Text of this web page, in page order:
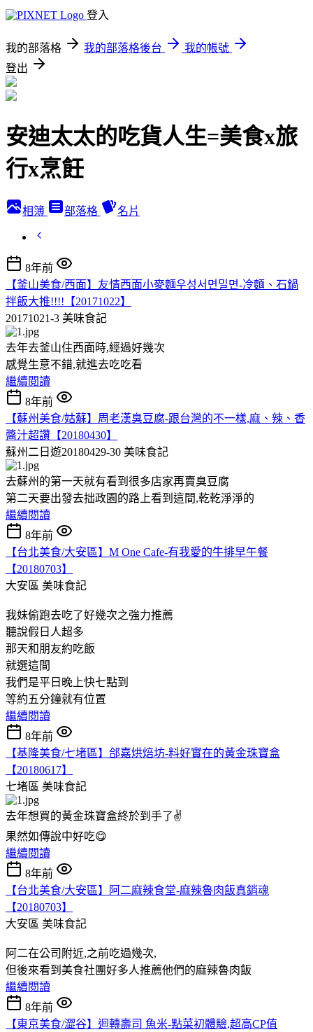
登入
我的部落格 我的部落格後台
我的帳號
登出
安迪太太的吃貨人生=美食x旅
行x烹飪
相簿 部落格 名片
8年前
【釜山美食/西面】友情西面小麥麵우성서면밀면-冷麵、石鍋
拌飯大推!!!!【20171022】
20171021-3 美味食記
去年去釜山住西面時,經過好幾次
感覺生意不錯,就進去吃吃看
繼續閱讀
8年前
【蘇州美食/姑蘇】周老漢臭豆腐-跟台灣的不一樣,麻、辣、香
醬汁超讚【20180430】
蘇州二日遊20180429-30 美味食記
去蘇州的第一天就有看到很多店家再賣臭豆腐
第二天要出發去拙政園的路上看到這間,乾乾淨淨的
繼續閱讀
8年前
【台北美食/大安區】M One Cafe-有我愛的牛排早午餐
【20180703】
大安區 美味食記
我妹偷跑去吃了好幾次之強力推薦
聽說假日人超多
那天和朋友約吃飯
就選這間
我們是平日晚上快七點到
等約五分鐘就有位置
繼續閱讀
8年前
【基隆美食/七堵區】郃嘉烘焙坊-料好實在的黃金珠寶盒
【20180617】
七堵區 美味食記
去年想買的黃金珠寶盒終於到手了✌️
果然如傳說中好吃😋
繼續閱讀
8年前
【台北美食/大安區】阿二麻辣食堂-麻辣魯肉飯真銷魂
【20180703】
大安區 美味食記
阿二在公司附近,之前吃過幾次,
但後來看到美食社團好多人推薦他們的麻辣魯肉飯
繼續閱讀
8年前
【東京美食/澀谷】迴轉壽司 魚米-點菜初體驗,超高CP值